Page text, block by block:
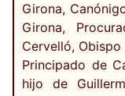
Girona,
Girona,
Cervelló,
Principado de
hijo de